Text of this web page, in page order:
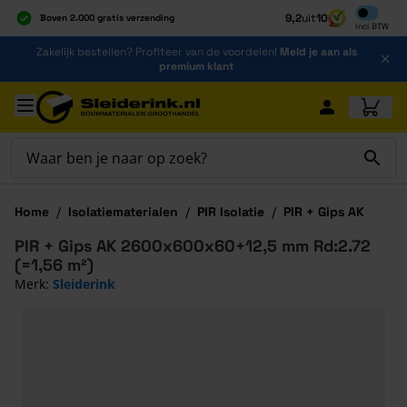
Boven 2.000 gratis verzending
Al 40 jaar dé specialist
Alles onder één dak
9,2uit10
Incl BTW
Inclusief
Ga naar de inhoud
Zakelijk bestellen? Profiteer van de voordelen! Meld je aan als
premium klant
Ga naar hoofdinhoud
Home / Isolatiematerialen / PIR Isolatie / PIR + Gips AK
PIR + Gips AK 2600x600x60+12,5 mm Rd:2.72
(=1,56 m²)
Merk: Sleiderink